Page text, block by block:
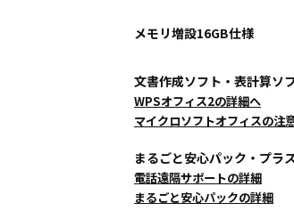
メモリ増設16GB仕様
文書作成ソフト・表計算ソ
WPSオフィス2の詳細へ
マイクロソフトオフィスの注
まるごと安心パック・プラ
電話遠隔サポートの詳細
まるごと安心パックの詳細